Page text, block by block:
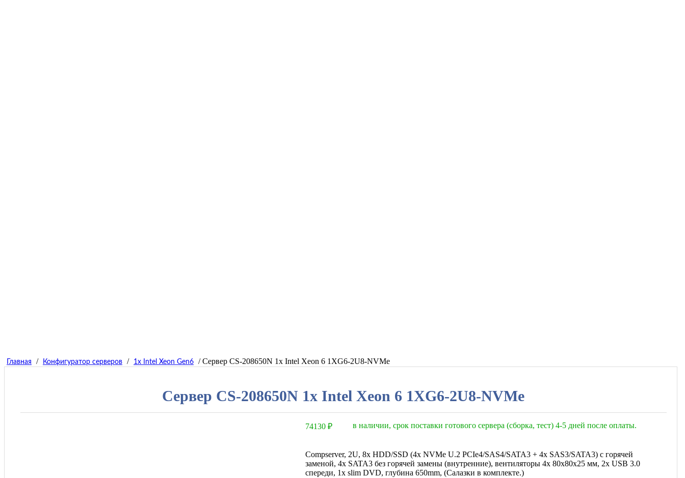
Главная / Конфигуратор серверов / 1x Intel Xeon Gen6 / Сервер СS-208650N 1x Intel Xeon 6 1XG6-2U8-NVMe
Сервер СS-208650N 1x Intel Xeon 6 1XG6-2U8-NVMe
74130 ₽ в наличии, срок поставки готового сервера (сборка, тест) 4-5 дней после оплаты.
Compserver, 2U, 8x HDD/SSD (4x NVMe U.2 PCIe4/SAS4/SATA3 + 4x SAS3/SATA3) с горячей
заменой, 4x SATA3 без горячей замены (внутренние), вентиляторы 4x 80x80x25 мм, 2x USB 3.0
спереди, 1x slim DVD, глубина 650mm, (Салазки в комплекте.)